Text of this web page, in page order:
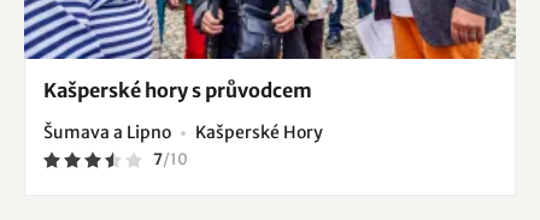
Kašperské hory s průvodcem
Šumava a Lipno Kašperské Hory
7/10